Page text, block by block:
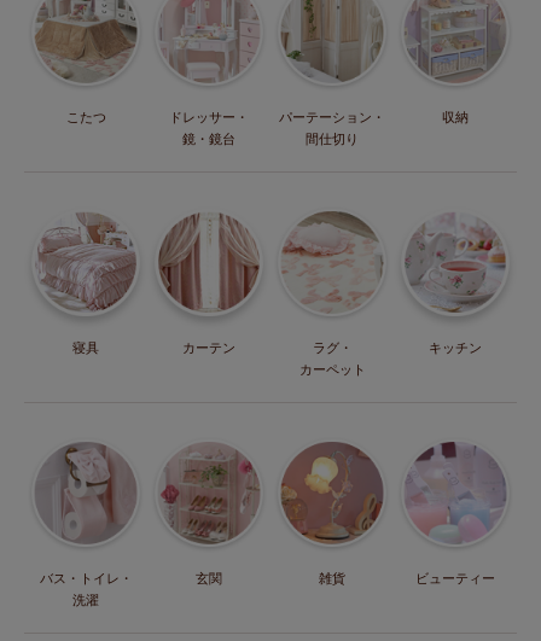
こたつ
ドレッサー・
鏡・鏡台
パーテーション・
間仕切り
収納
寝具 カーテン
ラグ・
カーペット
キッチン
バス・トイレ・
洗濯
玄関 雑貨 ビューティー